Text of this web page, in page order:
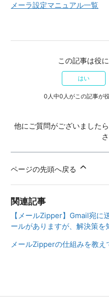
メーラ設定マニュアル一覧
この記事は役
はい
0人中0人がこの記事が
他にご質問がございましたら
ページの先頭へ戻る
関連記事
【メールZipper】Gmail宛に
ールがありますが、解決策を
メールZipperの仕組みを教え